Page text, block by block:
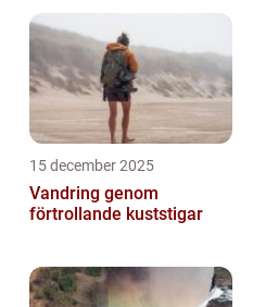
15 december 2025
Vandring genom
förtrollande kuststigar